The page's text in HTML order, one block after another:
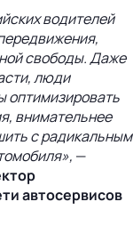
водителей
свободы. Даже
люди
оптимизировать
внимательнее
с радикальным
—
автосервисов